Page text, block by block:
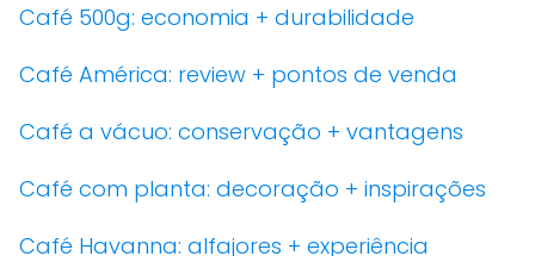
Café 500g: economia + durabilidade
Café América: review + pontos de venda
Café a vácuo: conservação + vantagens
Café com planta: decoração + inspirações
Café Havanna: alfajores + experiência